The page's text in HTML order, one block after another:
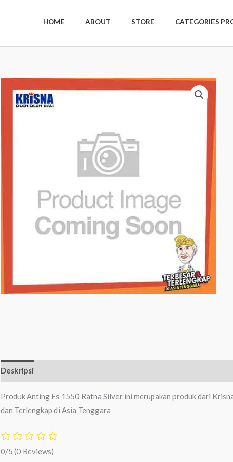
HOME ABOUT STORE CATEGORIES
Deskripsi
Produk Anting Es 1550 Ratna Silver ini merupakan produk dari
dan Terlengkap di Asia Tenggara
0/5 (0 Reviews)